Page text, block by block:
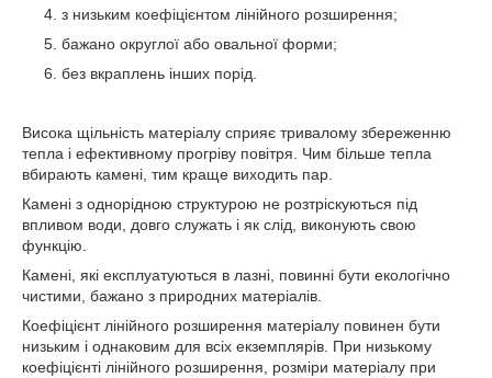
з низьким коефіцієнтом лінійного розширення;
бажано округлої або овальної форми;
без вкраплень інших порід.
Висока щільність матеріалу сприяє тривалому збереженню
тепла і ефективному прогріву повітря. Чим більше тепла
вбирають камені, тим краще виходить пар.
Камені з однорідною структурою не розтріскуються під
впливом води, довго служать і як слід, виконують свою
функцію.
Камені, які експлуатуються в лазні, повинні бути екологічно
чистими, бажано з природних матеріалів.
Коефіцієнт лінійного розширення матеріалу повинен бути
низьким і однаковим для всіх екземплярів. При низькому
коефіцієнті лінійного розширення, розміри матеріалу при